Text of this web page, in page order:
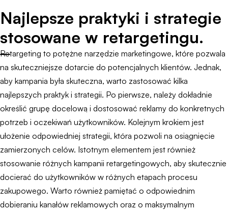
Najlepsze praktyki i strategie
stosowane w retargetingu.
Retargeting to potężne narzędzie marketingowe, które pozwala
na skuteczniejsze dotarcie do potencjalnych klientów. Jednak,
aby kampania była skuteczna, warto zastosować kilka
najlepszych praktyk i strategii. Po pierwsze, należy dokładnie
określić grupę docelową i dostosować reklamy do konkretnych
potrzeb i oczekiwań użytkowników. Kolejnym krokiem jest
ułożenie odpowiedniej strategii, która pozwoli na osiągnięcie
zamierzonych celów. Istotnym elementem jest również
stosowanie różnych kampanii retargetingowych, aby skutecznie
docierać do użytkowników w różnych etapach procesu
zakupowego. Warto również pamiętać o odpowiednim
dobieraniu kanałów reklamowych oraz o maksymalnym